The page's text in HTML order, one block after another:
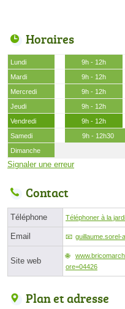
Horaires
Lundi 9h - 12h
Mardi
9h - 12h
Mercredi
9h - 12h
Jeudi
9h - 12h
Vendredi
9h - 12h
Samedi
9h - 12h30
Dimanche
Signaler une erreur
Contact
Téléphone Téléphoner à la
Email
Site web
ore=04426
Plan et adresse